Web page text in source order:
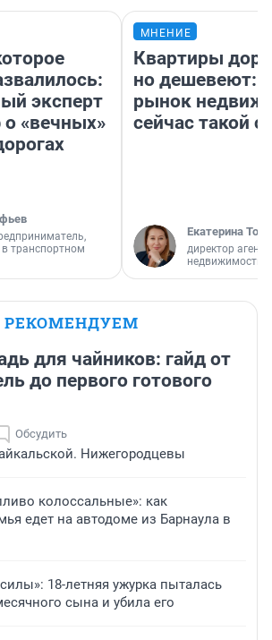
эксперт
«вечных»
транспортном
МНЕНИЕ
Квартиры
но дешевеют:
рынок
сейчас такой
Екатерина
директор
недвижимости
РЕКОМЕНДУЕМ
для чайников: гайд от
до первого готового
Обсудить
Нижегородцевы
колоссальные»: как
едет на автодоме из Барнаула в
18-летняя ужурка пыталась
сына и убила его